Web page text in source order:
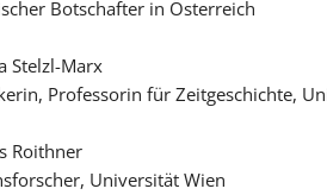
Botschafter in Österreich
Stelzl-Marx
Professorin für Zeitgeschichte,
Roithner
Universität Wien